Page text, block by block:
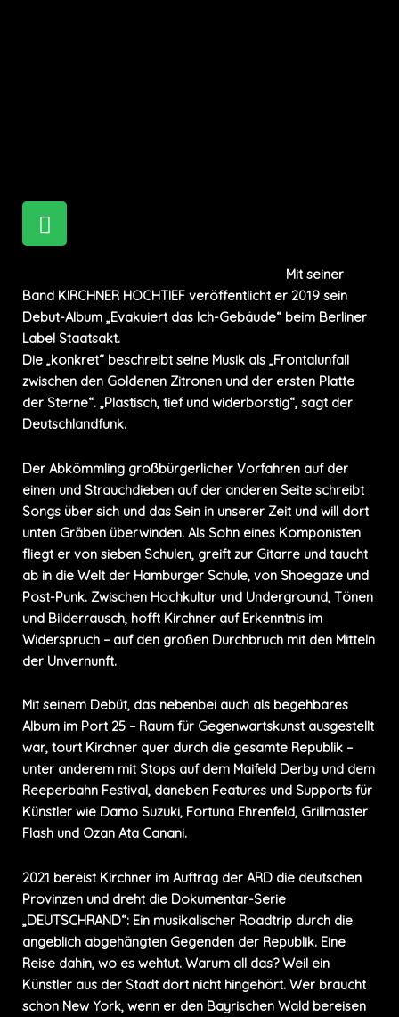
S
p
i
f
y
Mit seiner
Band KIRCHNER HOCHTIEF veröffentlicht er 2019 sein
Debut-Album „Evakuiert das Ich-Gebäude“ beim Berliner
Label Staatsakt.
Die „konkret“ beschreibt seine Musik als „Frontalunfall
zwischen den Goldenen Zitronen und der ersten Platte
der Sterne“. „Plastisch, tief und widerborstig“, sagt der
Deutschlandfunk.
Der Abkömmling großbürgerlicher Vorfahren auf der
einen und Strauchdieben auf der anderen Seite schreibt
Songs über sich und das Sein in unserer Zeit und will dort
unten Gräben überwinden. Als Sohn eines Komponisten
fliegt er von sieben Schulen, greift zur Gitarre und taucht
ab in die Welt der Hamburger Schule, von Shoegaze und
Post-Punk. Zwischen Hochkultur und Underground, Tönen
und Bilderrausch, hofft Kirchner auf Erkenntnis im
Widerspruch – auf den großen Durchbruch mit den Mitteln
der Unvernunft.
Mit seinem Debüt, das nebenbei auch als begehbares
Album im Port 25 – Raum für Gegenwartskunst ausgestellt
war, tourt Kirchner quer durch die gesamte Republik –
unter anderem mit Stops auf dem Maifeld Derby und dem
Reeperbahn Festival, daneben Features und Supports für
Künstler wie Damo Suzuki, Fortuna Ehrenfeld, Grillmaster
Flash und Ozan Ata Canani.
2021 bereist Kirchner im Auftrag der ARD die deutschen
Provinzen und dreht die Dokumentar-Serie
„DEUTSCHRAND“: Ein musikalischer Roadtrip durch die
angeblich abgehängten Gegenden der Republik. Eine
Reise dahin, wo es wehtut. Warum all das? Weil ein
Künstler aus der Stadt dort nicht hingehört. Wer braucht
schon New York, wenn er den Bayrischen Wald bereisen